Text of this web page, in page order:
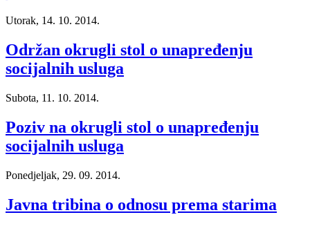
Utorak, 14. 10. 2014.
Održan okrugli stol o unapređenju
socijalnih usluga
Subota, 11. 10. 2014.
Poziv na okrugli stol o unapređenju
socijalnih usluga
Ponedjeljak, 29. 09. 2014.
Javna tribina o odnosu prema starima